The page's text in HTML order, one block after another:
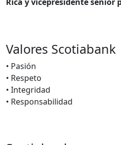
Valores Scotiabank
• Pasión
• Respeto
• Integridad
• Responsabilidad